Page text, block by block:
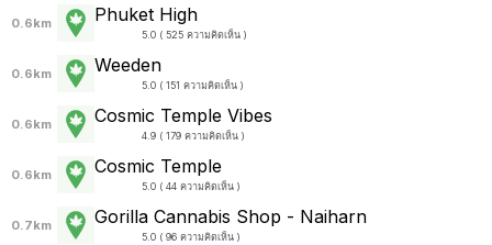
0.6km Phuket High
5.0 ( 525 ความคิดเห็น )
0.6km Weeden
5.0 ( 151 ความคิดเห็น )
0.6km Cosmic Temple Vibes
4.9 ( 179 ความคิดเห็น )
0.6km Cosmic Temple
5.0 ( 44 ความคิดเห็น )
0.7km Gorilla Cannabis Shop - Naiharn
5.0 ( 96 ความคิดเห็น )